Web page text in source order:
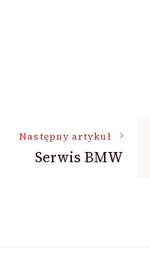
Następny artykuł
Serwis BMW